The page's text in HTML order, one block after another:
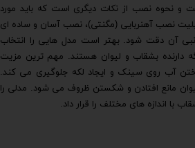
و نحوه نصب از نکات دیگری است که باید مورد
نصب آهنربایی (مگنتی)، نصب آسان و ساده ای
آن دقت شود. بهتر است مدل هایی را انتخاب
دارنده بشقاب و لیوان هستند. مهم ترین مزیت
آب روی سینک و ایجاد لکه جلوگیری می کند.
مانع افتادن و شکستن ظروف می شود. مدلی را
با اندازه های مختلف را قرار داد.